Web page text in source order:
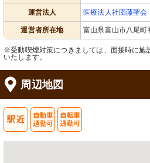
運営法人 医療法人社団藤聖会
運営者所在地 富山県富山市八尾町
※受動喫煙対策につきましては、面接時に施
いたします。
周辺地図